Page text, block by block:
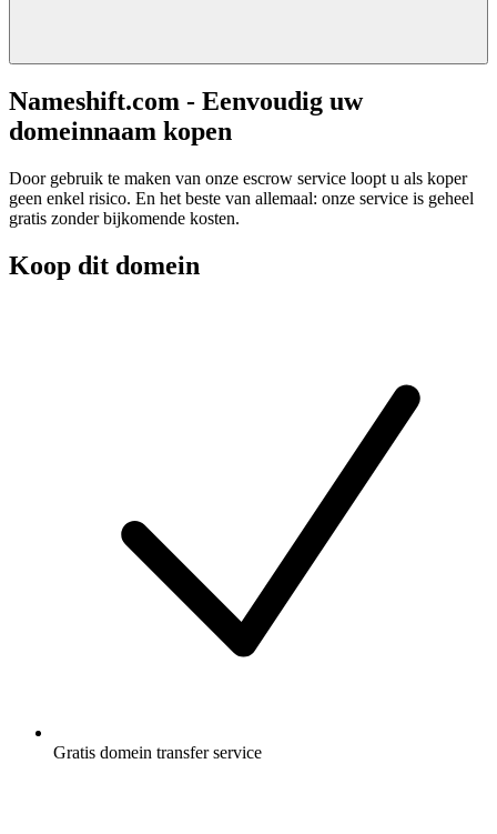
Nameshift.com - Eenvoudig uw
domeinnaam kopen
Door gebruik te maken van onze escrow service loopt u als koper
geen enkel risico. En het beste van allemaal: onze service is geheel
gratis zonder bijkomende kosten.
Koop dit domein
Gratis domein transfer service